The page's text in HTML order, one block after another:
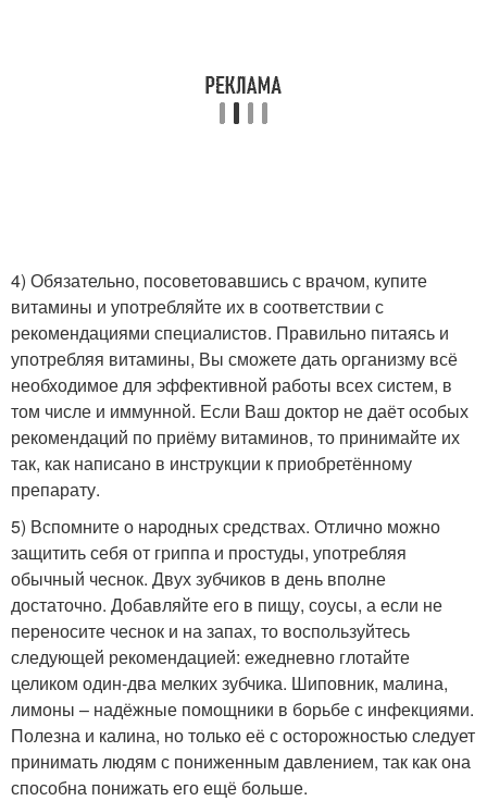
4) Обязательно, посоветовавшись с врачом, купите
витамины и употребляйте их в соответствии с
рекомендациями специалистов. Правильно питаясь и
употребляя витамины, Вы сможете дать организму всё
необходимое для эффективной работы всех систем, в
том числе и иммунной. Если Ваш доктор не даёт особых
рекомендаций по приёму витаминов, то принимайте их
так, как написано в инструкции к приобретённому
препарату.
5) Вспомните о народных средствах. Отлично можно
защитить себя от гриппа и простуды, употребляя
обычный чеснок. Двух зубчиков в день вполне
достаточно. Добавляйте его в пищу, соусы, а если не
переносите чеснок и на запах, то воспользуйтесь
следующей рекомендацией: ежедневно глотайте
целиком один-два мелких зубчика. Шиповник, малина,
лимоны – надёжные помощники в борьбе с инфекциями.
Полезна и калина, но только её с осторожностью следует
принимать людям с пониженным давлением, так как она
способна понижать его ещё больше.